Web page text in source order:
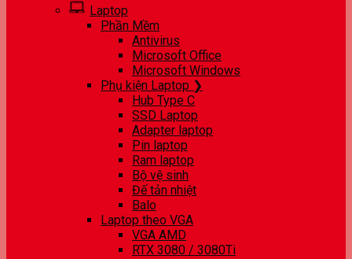
Laptop
Phần Mềm
Antivirus
Microsoft Office
Microsoft Windows
Phụ kiện Laptop ❯
Hub Type C
SSD Laptop
Adapter laptop
Pin laptop
Ram laptop
Bộ vệ sinh
Đế tản nhiệt
Balo
Laptop theo VGA
VGA AMD
RTX 3080 / 3080Ti